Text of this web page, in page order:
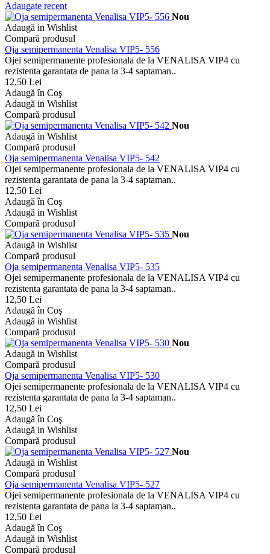
Adaugate recent
Nou
Adaugă in Wishlist
Compară produsul
Oja semipermanenta Venalisa VIP5- 556
Ojei semipermanente profesionala de la VENALISA VIP4 cu
rezistenta garantata de pana la 3-4 saptaman..
12,50 Lei
Adaugă în Coş
Adaugă in Wishlist
Compară produsul
Nou
Adaugă in Wishlist
Compară produsul
Oja semipermanenta Venalisa VIP5- 542
Ojei semipermanente profesionala de la VENALISA VIP4 cu
rezistenta garantata de pana la 3-4 saptaman..
12,50 Lei
Adaugă în Coş
Adaugă in Wishlist
Compară produsul
Nou
Adaugă in Wishlist
Compară produsul
Oja semipermanenta Venalisa VIP5- 535
Ojei semipermanente profesionala de la VENALISA VIP4 cu
rezistenta garantata de pana la 3-4 saptaman..
12,50 Lei
Adaugă în Coş
Adaugă in Wishlist
Compară produsul
Nou
Adaugă in Wishlist
Compară produsul
Oja semipermanenta Venalisa VIP5- 530
Ojei semipermanente profesionala de la VENALISA VIP4 cu
rezistenta garantata de pana la 3-4 saptaman..
12,50 Lei
Adaugă în Coş
Adaugă in Wishlist
Compară produsul
Nou
Adaugă in Wishlist
Compară produsul
Oja semipermanenta Venalisa VIP5- 527
Ojei semipermanente profesionala de la VENALISA VIP4 cu
rezistenta garantata de pana la 3-4 saptaman..
12,50 Lei
Adaugă în Coş
Adaugă in Wishlist
Compară produsul